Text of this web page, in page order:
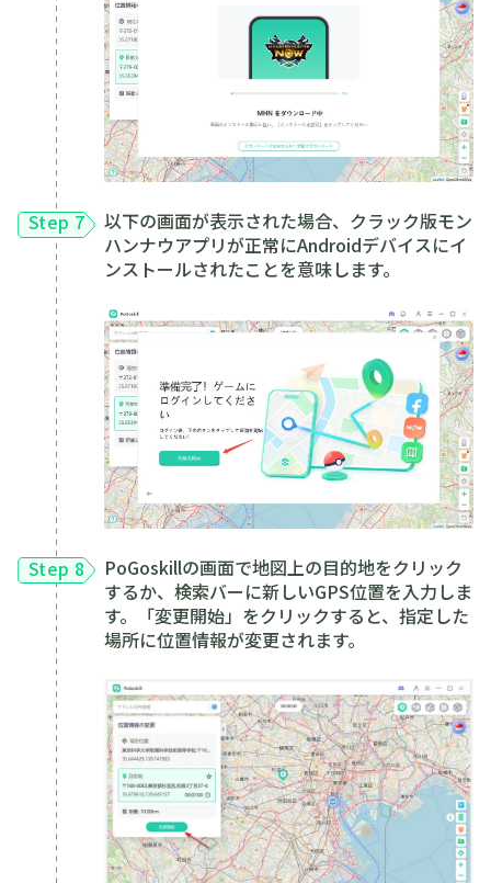
Step 7
以下の画面が表示された場合、クラック版モン
ハンナウアプリが正常にAndroidデバイスにイ
ンストールされたことを意味します。
Step 8
PoGoskillの画面で地図上の目的地をクリック
するか、検索バーに新しいGPS位置を入力しま
す。「変更開始」をクリックすると、指定した
場所に位置情報が変更されます。